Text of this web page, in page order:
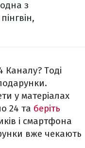
з
Каналу? Тоді
у матеріалах
24 та беріть
і смартфона
вже чекають